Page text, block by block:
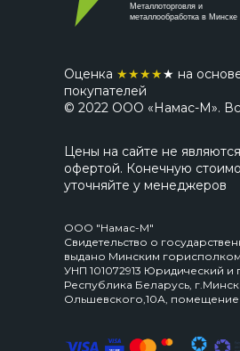
Металлоторговля и
металлообработка в Минске
Оценка ★★★★★ на
покупателей
© 2022 ООО «Намас-М».
Цены на сайте не
офертой. Конечную
уточняйте у менеджеров
ООО "Намас-М"
Свидетельство о
выдано Минским
УНП 101072913 Юридический и
Республика Беларусь,
Ольшевского,10А,